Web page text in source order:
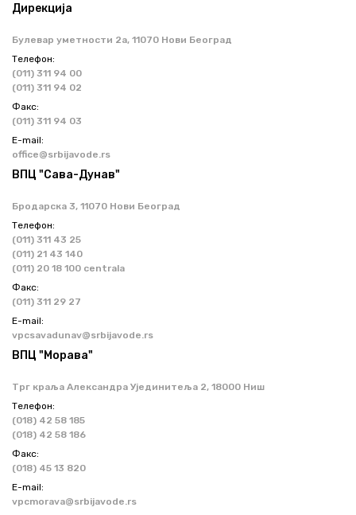
Дирекција
Булевар уметности 2a, 11070 Нови Београд
Телефон:
(011) 311 94 00
(011) 311 94 02
Факс:
(011) 311 94 03
Е-mail:
office@srbijavode.rs
ВПЦ "Сава-Дунав"
Бродарска 3, 11070 Нови Београд
Телефон:
(011) 311 43 25
(011) 21 43 140
(011) 20 18 100 centrala
Факс:
(011) 311 29 27
Е-mail:
vpcsavadunav@srbijavode.rs
ВПЦ "Морава"
Трг краља Александра Ујединитеља 2, 18000 Ниш
Телефон:
(018) 42 58 185
(018) 42 58 186
Факс:
(018) 45 13 820
Е-mail:
vpcmorava@srbijavode.rs